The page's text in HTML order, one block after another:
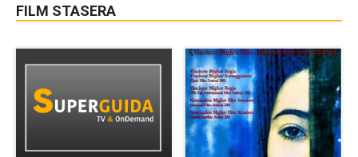
FILM STASERA